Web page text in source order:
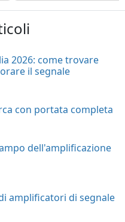
2026: come trovare
il segnale
con portata completa
dell'amplificazione
amplificatori di segnale